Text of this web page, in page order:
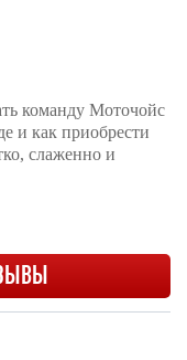
команду Моточойс
и как приобрести
слаженно и